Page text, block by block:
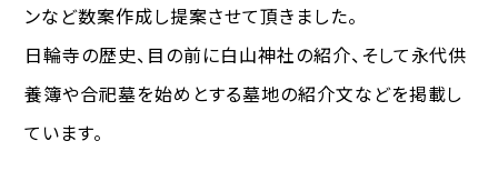
ンなど数案作成し提案させて頂きました。
日輪寺の歴史、目の前に白山神社の紹介、そして永代供
養簿や合祀墓を始めとする墓地の紹介文などを掲載し
ています。